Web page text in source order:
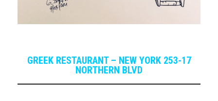
GREEK RESTAURANT – NEW YORK 253-17
NORTHERN BLVD